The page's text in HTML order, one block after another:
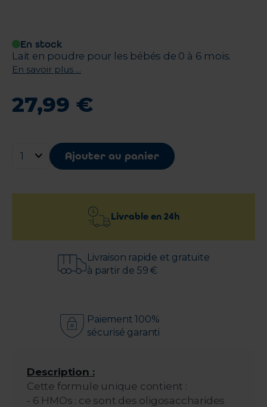
En stock
Lait en poudre pour les bébés de 0 à 6 mois.
En savoir plus ...
27,99 €
Ajouter au panier
Livrable en 24h
Livraison rapide et gratuite
à partir de 59 €
Paiement 100%
sécurisé garanti
Description :
Cette formule unique contient :
- 6 HMOs : ce sont des oligosaccharides